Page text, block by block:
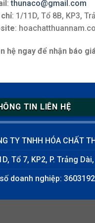
:thunaco@gmail.com
: 1/11D, Tổ 8B, KP3,
:
hệ ngay để nhận báo
TIN LIÊN HỆ
TY TNHH HÓA CHẤT
Tổ 7, KP2, P. Trảng
doanh nghiệp: